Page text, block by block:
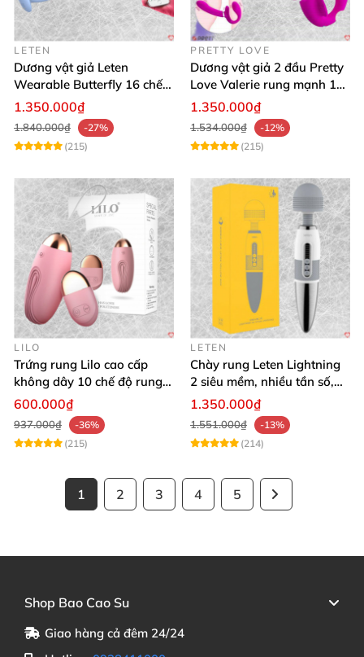
LETEN
Dương vật giả Leten
Wearable Butterfly 16 chế
độ rung điều khiển
1.350.000₫
1.840.000₫
-27%
(215)
PRETTY LOVE
Dương vật giả 2 đầu Pretty
Love Valerie rung mạnh 12
chế độ
1.350.000₫
1.534.000₫
-12%
(215)
LILO
Trứng rung Lilo cao cấp
không dây 10 chế độ rung
điều khiển USB
600.000₫
937.000₫
-36%
(215)
LETEN
Chày rung Leten Lightning
2 siêu mềm, nhiều tần số,
phát nhiệt kích thích
1.350.000₫
1.551.000₫
-13%
(214)
1 2 3 4 5
Shop Bao Cao Su
Giao hàng cả đêm 24/24